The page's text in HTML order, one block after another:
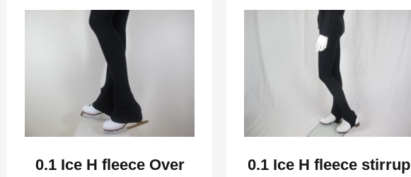
0.1 Ice H fleece Over
0.1 Ice H fleece stirrup